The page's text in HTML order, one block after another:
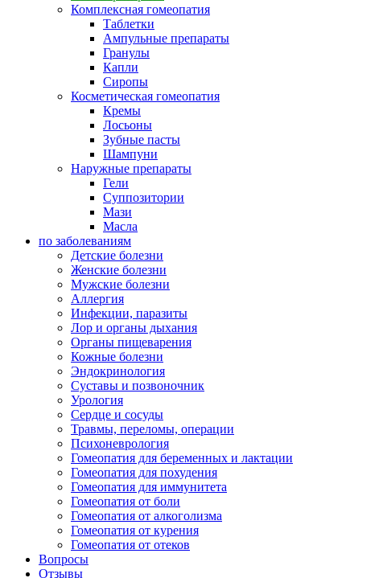
Комплексная гомеопатия
Таблетки
Ампульные препараты
Гранулы
Капли
Сиропы
Косметическая гомеопатия
Кремы
Лосьоны
Зубные пасты
Шампуни
Наружные препараты
Гели
Суппозитории
Мази
Масла
по заболеваниям
Детские болезни
Женские болезни
Мужские болезни
Аллергия
Инфекции, паразиты
Лор и органы дыхания
Органы пищеварения
Кожные болезни
Эндокринология
Суставы и позвоночник
Урология
Сердце и сосуды
Травмы, переломы, операции
Психоневрология
Гомеопатия для беременных и лактации
Гомеопатия для похудения
Гомеопатия для иммунитета
Гомеопатия от боли
Гомеопатия от алкоголизма
Гомеопатия от курения
Гомеопатия от отеков
Вопросы
Отзывы